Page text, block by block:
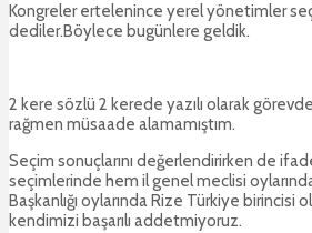
Kongreler ertelenince yerel yönetimler
dediler.Böylece bugünlere geldik.
2 kere sözlü 2 kerede yazılı olarak
rağmen müsaade alamamıştım.
Seçim sonuçlarını değerlendirirken de
seçimlerinde hem il genel meclisi
Başkanlığı oylarında Rize Türkiye birincisi
kendimizi başarılı addetmiyoruz.